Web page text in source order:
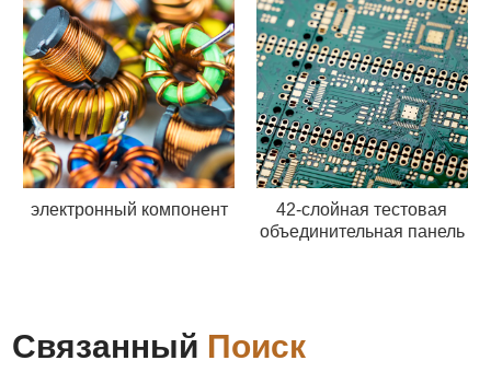
электронный компонент
42-слойная тестовая
объединительная панель
Связанный Поиск